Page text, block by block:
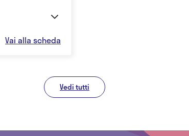
Vai alla scheda
Vedi tutti